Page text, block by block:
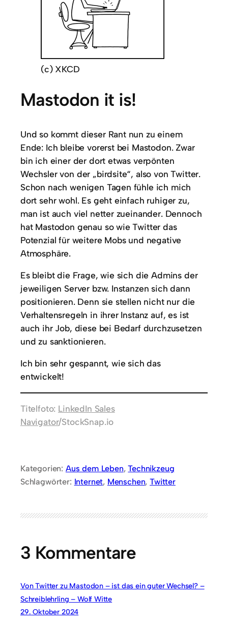
(c) XKCD
Mastodon it is!
Und so kommt dieser Rant nun zu einem
Ende: Ich bleibe vorerst bei Mastodon. Zwar
bin ich einer der dort etwas verpönten
Wechsler von der „birdsite“, also von Twitter.
Schon nach wenigen Tagen fühle ich mich
dort sehr wohl. Es geht einfach ruhiger zu,
man ist auch viel netter zueinander. Dennoch
hat Mastodon genau so wie Twitter das
Potenzial für weitere Mobs und negative
Atmosphäre.
Es bleibt die Frage, wie sich die Admins der
jeweiligen Server bzw. Instanzen sich dann
positionieren. Denn sie stellen nicht nur die
Verhaltensregeln in ihrer Instanz auf, es ist
auch ihr Job, diese bei Bedarf durchzusetzen
und zu sanktionieren.
Ich bin sehr gespannt, wie sich das
entwickelt!
Titelfoto: LinkedIn Sales
Navigator/StockSnap.io
Kategorien: Aus dem Leben, Technikzeug
Schlagwörter: Internet, Menschen, Twitter
3 Kommentare
Von Twitter zu Mastodon – ist das ein guter Wechsel? –
Schreiblehrling – Wolf Witte
29. Oktober 2024